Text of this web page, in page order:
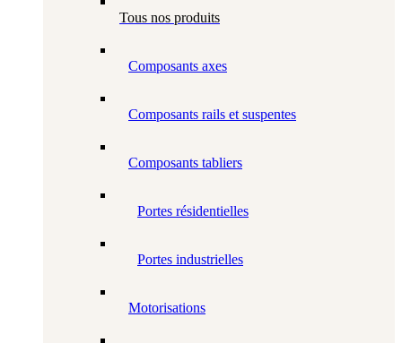
Tous nos produits
Composants axes
Composants rails et suspentes
Composants tabliers
Portes résidentielles
Portes industrielles
Motorisations